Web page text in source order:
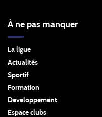
À ne pas manquer
La ligue
Actualités
Sportif
Formation
Developpement
Espace clubs